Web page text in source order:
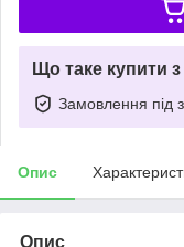
Що таке купити
Замовлення під
Опис
Опис